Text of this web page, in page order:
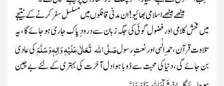
میٹھے میٹھے اسلامی بھائیو!ان مدنی قافلوں میں مسلسل سفر کرنے کے نتیجے
میں فحش کلامی اور فضول گوئی کی جگہ زبان سے درود ِ پاک جاری ہوجائے گا ، یہ
تلاوت قرآن ، حمد ِ الٰہی اور نعت ِرسولصَلَّی اللہ تَعَالٰی عَلَیْہِ وَاٰلِہٖ وَسَلَّمَکی عادی
بن جائے گی ، دنیا کی محبت سے ڈوبا ہوا دل آخرت کی بہتری کے لئے بے چین